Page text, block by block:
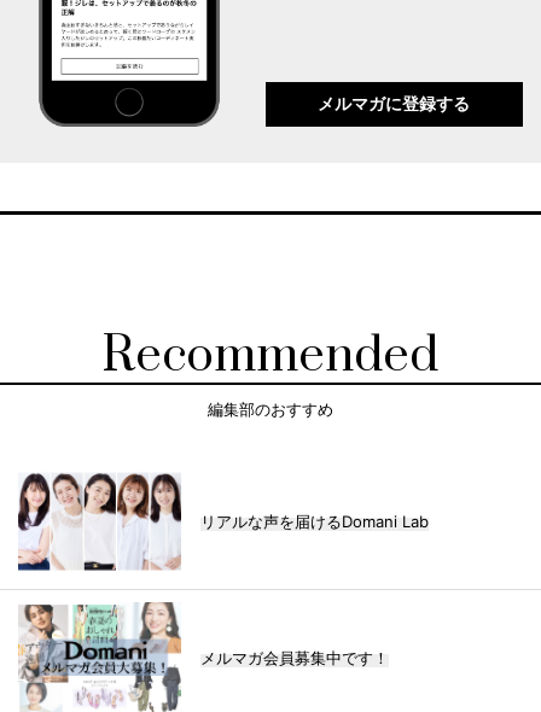
メルマガに登録する
Recommended
編集部のおすすめ
リアルな声を届けるDomani Lab
メルマガ会員募集中です！